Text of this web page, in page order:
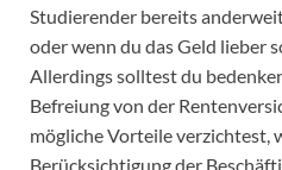
Studierender bereits
oder wenn du das Geld lieber
Allerdings solltest du
Befreiung von der
mögliche Vorteile verzichtest,
Berücksichtigung der